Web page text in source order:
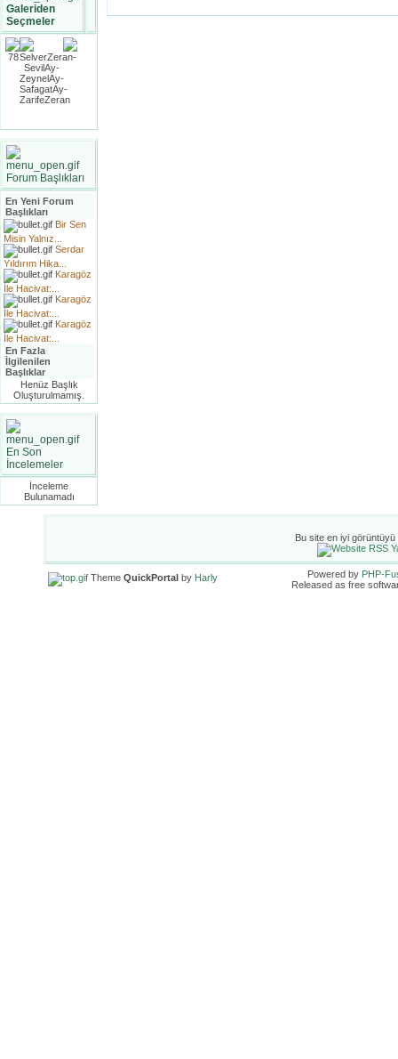
Galeriden
Seçmeler
Forum Başlıkları
En Yeni Forum
Başlıkları
Bir Sen
Misin Yalnız...
Serdar
Yıldırım Hika...
Karagöz
İle Hacivat:...
Karagöz
İle Hacivat:...
Karagöz
İle Hacivat:...
En Fazla
İlgilenilen
Başlıklar
Henüz Başlık
Oluşturulmamış.
En Son
İncelemeler
İnceleme
Bulunamadı
Bu site en iyi görüntüyü
Theme QuickPortal by Harly Powered by PHP-
Released as free